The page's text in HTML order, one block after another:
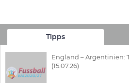
Tipps
England – Argentinien:
(15.07.26)